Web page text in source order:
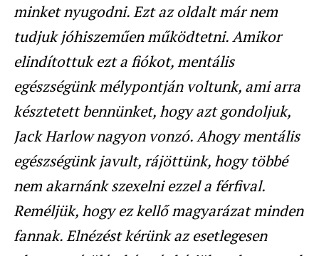
minket nyugodni. Ezt az oldalt már nem
tudjuk jóhiszeműen működtetni. Amikor
elindítottuk ezt a fiókot, mentális
egészségünk mélypontján voltunk, ami arra
késztetett bennünket, hogy azt gondoljuk,
Jack Harlow nagyon vonzó. Ahogy mentális
egészségünk javult, rájöttünk, hogy többé
nem akarnánk szexelni ezzel a férfival.
Reméljük, hogy ez kellő magyarázat minden
fannak. Elnézést kérünk az esetlegesen